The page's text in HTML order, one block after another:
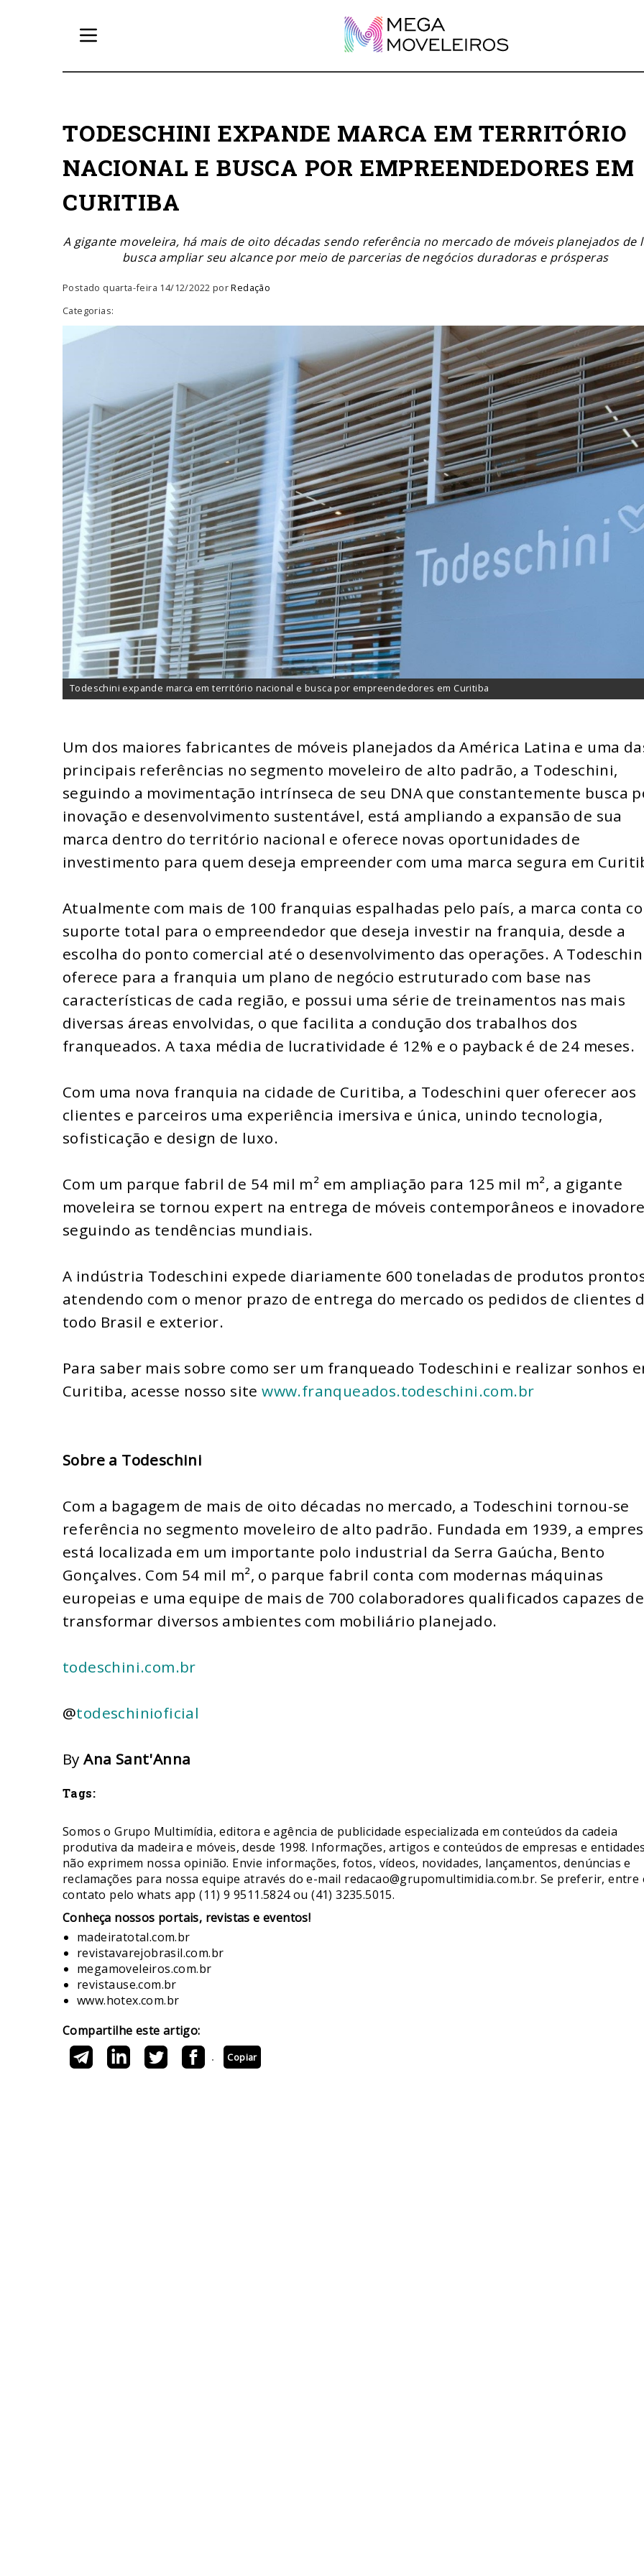
TODESCHINI EXPANDE MARCA EM TERRITÓRIO
NACIONAL E BUSCA POR EMPREENDEDORES EM
CURITIBA
A gigante moveleira, há mais de oito décadas sendo referência no mercado de móveis planejados de
busca ampliar seu alcance por meio de parcerias de negócios duradoras e prósperas
Postado quarta-feira 14/12/2022 porRedação
Categorias:
Todeschini expande marca em território nacional e busca por empreendedores em Curitiba
Um dos maiores fabricantes de móveis planejados da América Latina e uma
principais referências no segmento moveleiro de alto padrão, a Todeschini,
seguindo a movimentação intrínseca de seu DNA que constantemente busca
inovação e desenvolvimento sustentável, está ampliando a expansão de sua
marca dentro do território nacional e oferece novas oportunidades de
investimento para quem deseja empreender com uma marca segura em
Atualmente com mais de 100 franquias espalhadas pelo país, a marca conta
suporte total para o empreendedor que deseja investir na franquia, desde a
escolha do ponto comercial até o desenvolvimento das operações. A
oferece para a franquia um plano de negócio estruturado com base nas
características de cada região, e possui uma série de treinamentos nas mais
diversas áreas envolvidas, o que facilita a condução dos trabalhos dos
franqueados. A taxa média de lucratividade é 12% e o payback é de 24 meses.
Com uma nova franquia na cidade de Curitiba, a Todeschini quer oferecer aos
clientes e parceiros uma experiência imersiva e única, unindo tecnologia,
sofisticação e design de luxo.
Com um parque fabril de 54 mil m² em ampliação para 125 mil m², a gigante
moveleira se tornou expert na entrega de móveis contemporâneos e
seguindo as tendências mundiais.
A indústria Todeschini expede diariamente 600 toneladas de produtos
atendendo com o menor prazo de entrega do mercado os pedidos de clientes
todo Brasil e exterior.
Para saber mais sobre como ser um franqueado Todeschini e realizar sonhos
Curitiba, acesse nosso sitewww.franqueados.todeschini.com.br
Sobre a Todeschini
Com a bagagem de mais de oito décadas no mercado, a Todeschini tornou-se
referência no segmento moveleiro de alto padrão. Fundada em 1939, a
está localizada em um importante polo industrial da Serra Gaúcha, Bento
Gonçalves. Com 54 mil m², o parque fabril conta com modernas máquinas
europeias e uma equipe de mais de 700 colaboradores qualificados capazes de
transformar diversos ambientes com mobiliário planejado.
todeschini.com.br
@todeschinioficial
ByAna Sant'Anna
Tags:
Somos o Grupo Multimídia, editora e agência de publicidade especializada em conteúdos da cadeia
produtiva da madeira e móveis, desde 1998. Informações, artigos e conteúdos de empresas e
não exprimem nossa opinião. Envie informações, fotos, vídeos, novidades, lançamentos, denúncias e
reclamações para nossa equipe através do e-mail redacao@grupomultimidia.com.br. Se preferir, entre
contato pelo whats app (11) 9 9511.5824 ou (41) 3235.5015.
​Conheça nossos ​portais, revistas e eventos​!
madeiratotal.com.br
revistavarejobrasil.com.br
megamoveleiros.com.br
revistause.com.br
www.hotex.com.br
Compartilhe este artigo:
Copiar